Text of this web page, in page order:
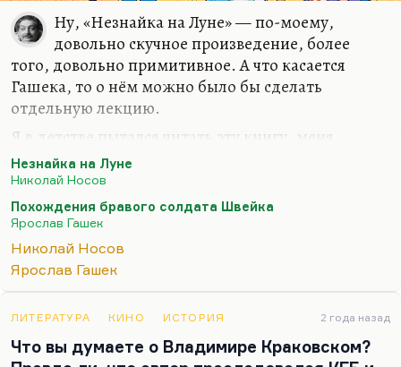
Ну, «Незнайка на Луне» — по-моему,
довольно скучное произведение, более
того, довольно примитивное. А что касается
Гашека, то о нём можно было бы сделать
отдельную лекцию.
Я в детстве пытался читать эту книгу, меня
оттолкнула её грязь. Сейчас она меня восхищает,
я её регулярно перечитываю. Не грязь восхищает,
а то, как книга сделана, то, как она построена.
Это «Дон Кихот» XX века, главный чешский эпос,
где Дон Кихот и Санчо Панса в одном лице. Меня
тут, кстати, спрашивают, действительно ли я
нравственном смысле. Он действительно не очень
способен к эмпатии, к сопереживанию. Он —
мещанин. Он такой милый (помните, говорит о
Незнайка на Луне
Николай Носов
Похождения бравого солдата Швейка
Ярослав Гашек
Николай Носов
Ярослав Гашек
ЛИТЕРАТУРА КИНО ИСТОРИЯ 2 года назад
Что вы думаете о Владимире Краковском?